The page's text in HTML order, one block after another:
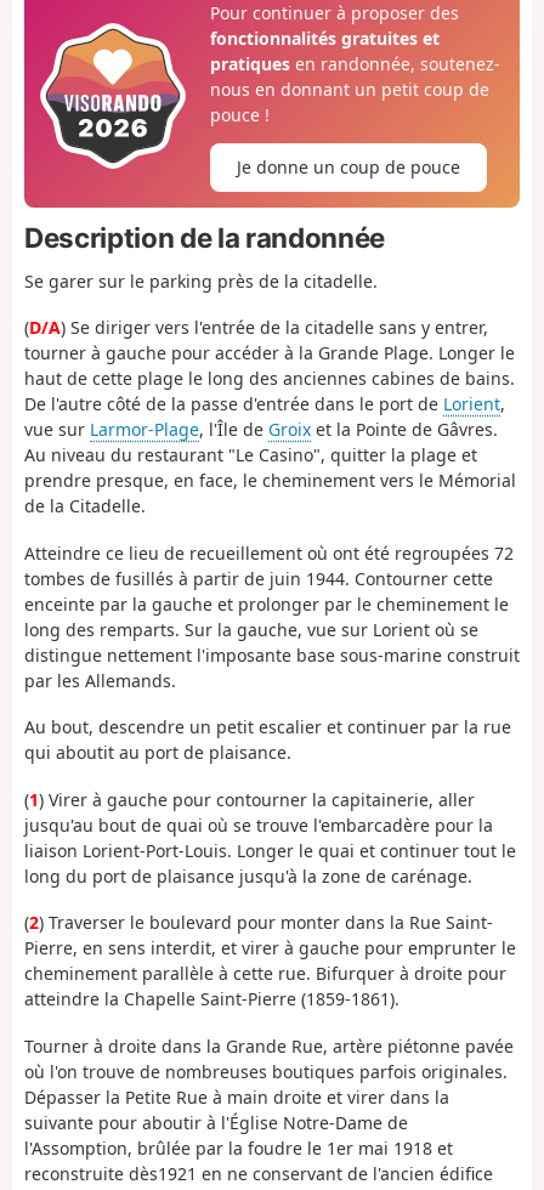
Pour continuer à proposer des
fonctionnalités gratuites et
pratiquesen randonnée, soutenez-
nous en donnant un petit coup de
pouce !
Je donne un coup de pouce
Description de la randonnée
Se garer sur le parking près de la citadelle.
(D/A) Se diriger vers l'entrée de la citadelle sans y entrer,
tourner à gauche pour accéder à la Grande Plage. Longer le
haut de cette plage le long des anciennes cabines de bains.
De l'autre côté de la passe d'entrée dans le port de Lorient,
vue sur Larmor-Plage, l'Île de Groix et la Pointe de Gâvres.
Au niveau du restaurant "Le Casino", quitter la plage et
prendre presque, en face, le cheminement vers le Mémorial
de la Citadelle.
Atteindre ce lieu de recueillement où ont été regroupées 72
tombes de fusillés à partir de juin 1944. Contourner cette
enceinte par la gauche et prolonger par le cheminement le
long des remparts. Sur la gauche, vue sur Lorient où se
distingue nettement l'imposante base sous-marine construit
par les Allemands.
Au bout, descendre un petit escalier et continuer par la rue
qui aboutit au port de plaisance.
(1) Virer à gauche pour contourner la capitainerie, aller
jusqu'au bout de quai où se trouve l'embarcadère pour la
liaison Lorient-Port-Louis. Longer le quai et continuer tout le
long du port de plaisance jusqu'à la zone de carénage.
(2) Traverser le boulevard pour monter dans la Rue Saint-
Pierre, en sens interdit, et virer à gauche pour emprunter le
cheminement parallèle à cette rue. Bifurquer à droite pour
atteindre la Chapelle Saint-Pierre (1859-1861).
Tourner à droite dans la Grande Rue, artère piétonne pavée
où l'on trouve de nombreuses boutiques parfois originales.
Dépasser la Petite Rue à main droite et virer dans la
suivante pour aboutir à l'Église Notre-Dame de
l'Assomption, brûlée par la foudre le 1er mai 1918 et
reconstruite dès1921 en ne conservant de l'ancien édifice